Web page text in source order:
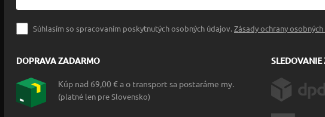
Súhlasím so spracovaním poskytnutých osobných údajov.Zásady ochrany
DOPRAVA ZADARMO
Kúp nad 69,00 € a o transport sa postaráme my.
(platné len pre Slovensko)
SLEDOVANIE